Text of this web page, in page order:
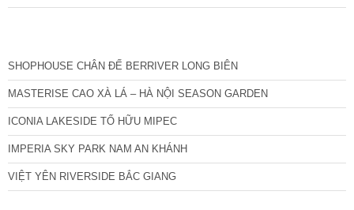
SHOPHOUSE CHÂN ĐẾ BERRIVER LONG BIÊN
MASTERISE CAO XÀ LÁ – HÀ NỘI SEASON GARDEN
ICONIA LAKESIDE TỐ HỮU MIPEC
IMPERIA SKY PARK NAM AN KHÁNH
VIỆT YÊN RIVERSIDE BẮC GIANG